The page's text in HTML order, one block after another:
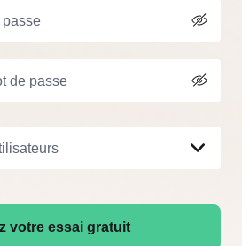
passe
de passe
votre essai gratuit